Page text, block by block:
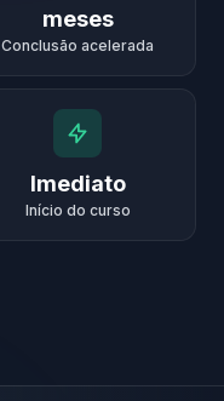
meses
Conclusão acelerada
Imediato
Início do curso